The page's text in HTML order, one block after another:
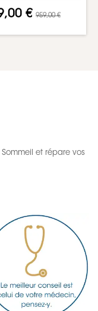
€ 959,00 €
et répare vos